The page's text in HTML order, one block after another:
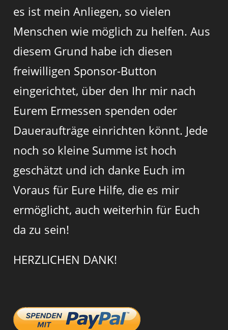
es ist mein Anliegen, so vielen
Menschen wie möglich zu helfen. Aus
diesem Grund habe ich diesen
freiwilligen Sponsor-Button
eingerichtet, über den Ihr mir nach
Eurem Ermessen spenden oder
Daueraufträge einrichten könnt. Jede
noch so kleine Summe ist hoch
geschätzt und ich danke Euch im
Voraus für Eure Hilfe, die es mir
ermöglicht, auch weiterhin für Euch
da zu sein!
HERZLICHEN DANK!